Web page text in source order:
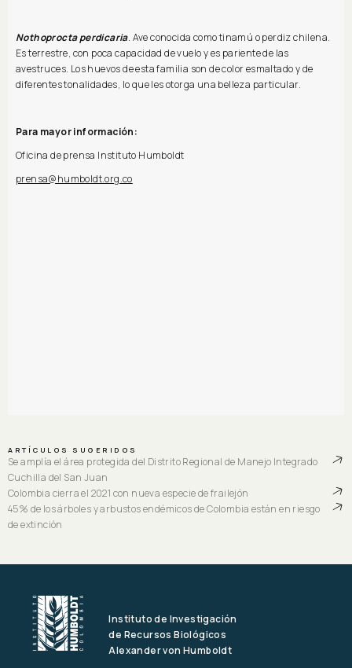
Nothoprocta perdicaria. Ave conocida como tinamú o perdiz chilena.
Es terrestre, con poca capacidad de vuelo y es pariente de las
avestruces. Los huevos de esta familia son de color esmaltado y de
diferentes tonalidades, lo que les otorga una belleza particular.
Para mayor información:
Oficina de prensa Instituto Humboldt
prensa@humboldt.org.co
ARTÍCULOS SUGERIDOS
Se amplía el área protegida del Distrito Regional de Manejo Integrado
Cuchilla del San Juan
Colombia cierra el 2021 con nueva especie de frailejón
45% de los árboles y arbustos endémicos de Colombia están en riesgo
de extinción
Instituto de Investigación
de Recursos Biológicos
Alexander von Humboldt